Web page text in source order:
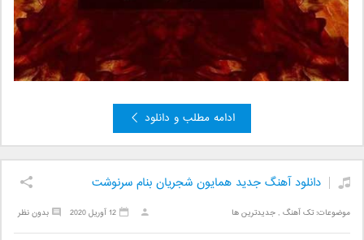
ادامه مطلب و دانلود
دانلود آهنگ جدید همایون شجریان بنام سرنوشت
موضوعات:تک آهنگ ,جدیدترین ها بدون نظر 12 آوریل 2020